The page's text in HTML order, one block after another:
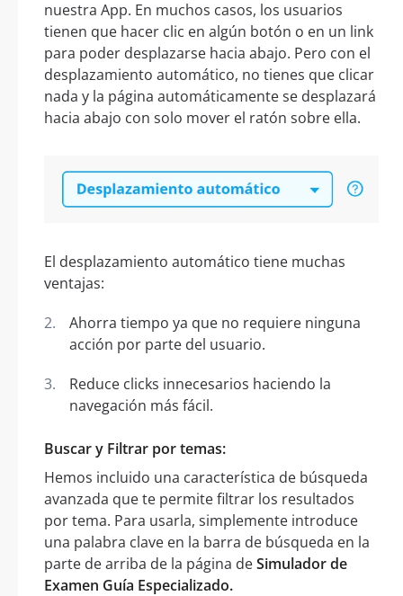
nuestra App. En muchos casos, los usuarios
tienen que hacer clic en algún botón o en un link
para poder desplazarse hacia abajo. Pero con el
desplazamiento automático, no tienes que clicar
nada y la página automáticamente se desplazará
hacia abajo con solo mover el ratón sobre ella.
El desplazamiento automático tiene muchas
ventajas:
Ahorra tiempo ya que no requiere ninguna
acción por parte del usuario.
Reduce clicks innecesarios haciendo la
navegación más fácil.
Buscar y Filtrar por temas:
Hemos incluido una característica de búsqueda
avanzada que te permite filtrar los resultados
por tema. Para usarla, simplemente introduce
una palabra clave en la barra de búsqueda en la
parte de arriba de la página deSimulador de
Examen Guía Especializado.